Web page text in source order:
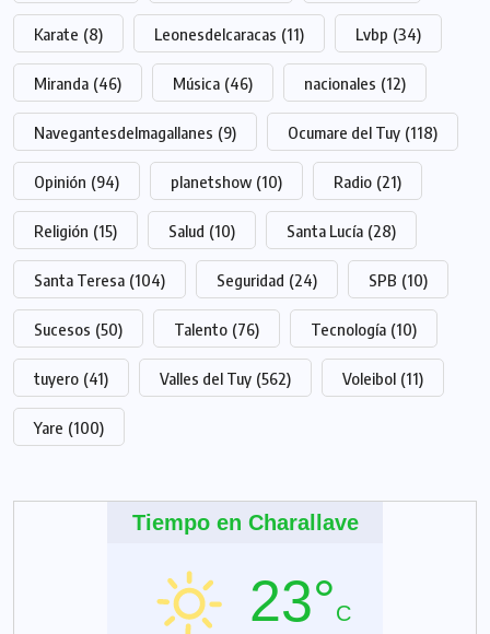
Karate (8) Leonesdelcaracas (11) Lvbp (34)
Miranda (46) Música (46) nacionales (12)
Navegantesdelmagallanes (9) Ocumare del Tuy (118)
Opinión (94) planetshow (10) Radio (21)
Religión (15) Salud (10) Santa Lucía (28)
Santa Teresa (104) Seguridad (24) SPB (10)
Sucesos (50) Talento (76) Tecnología (10)
tuyero (41) Valles del Tuy (562) Voleibol (11)
Yare (100)
Tiempo en Charallave
23°C